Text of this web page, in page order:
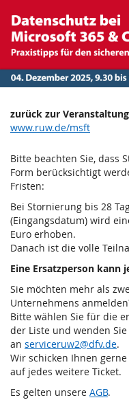
Zum
Haupt-
Inhalt
springen
Datenschutz
bei
Microsoft
365
&
Copilot
–
Praxistipps
für
den
sicheren
Einsatz
Do,
4.
Dezember
2025
zurück zur
www.ruw.de/msft
Bitte beachten Sie, dass
Form berücksichtigt
Fristen:
Bei Stornierung bis 28
(Eingangsdatum) wird
Euro erhoben.
Danach ist die volle
Eine Ersatzperson kann
Sie möchten mehr als
Unternehmens
Bitte wählen Sie für die
der Liste und wenden
an serviceruw2@dfv.de.
Wir schicken Ihnen
auf jedes weitere Ticket.
Es gelten unsere AGB.